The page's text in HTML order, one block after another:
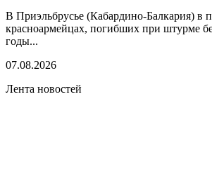
В Приэльбрусье (Кабардино-Балкария) в
красноармейцах, погибших при штурме
годы...
07.08.2026
Лента новостей